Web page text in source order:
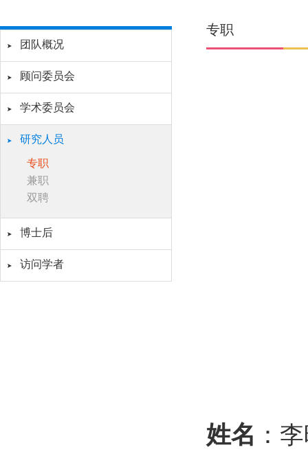
团队概况
顾问委员会
学术委员会
研究人员
专职
兼职
双聘
博士后
访问学者
专职
姓名 ：